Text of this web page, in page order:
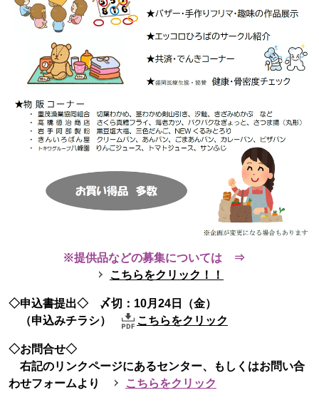
※提供品などの募集については ⇒
こちらをクリック！！
◇申込書提出◇ 〆切：10月24日（金）
（申込みチラシ）
こちらをクリック
◇お問合せ◇
右記のリンクページにあるセンター、もしくはお問い合
わせフォームより
こちらをクリック